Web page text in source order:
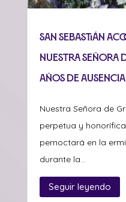
San Sebastián
Nuestra Señora
años de ausencia
Nuestra Señora de
perpetua y
pernoctará en la
durante la...
Seguir leyendo